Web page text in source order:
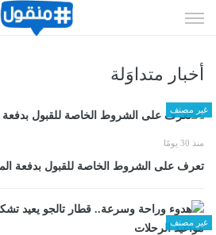
الى
أخبار متداوَلة
غير مصنف
منذ 30 يومًا
تعرف على الشروط الخاصة للقبول بدفعة
غير مصنف